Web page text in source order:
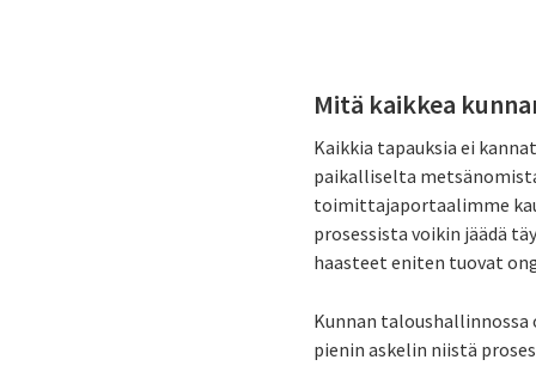
Mitä kaikkea
Kaikkia tapauksia ei
paikalliselta
toimittajaportaalimme
prosessista voikin jäädä
haasteet eniten tuovat
Kunnan
pienin askelin niistä